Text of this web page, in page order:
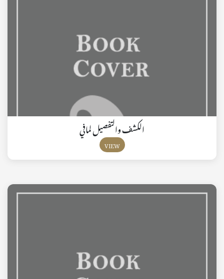
الكشف والتفصيل لمافي
VIEW